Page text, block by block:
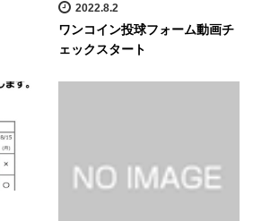
2022.8.2
ワンコイン投球フォーム動画チ
ェックスタート